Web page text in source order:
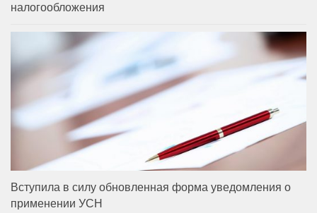
налогообложения
Вступила в силу обновленная форма уведомления о
применении УСН